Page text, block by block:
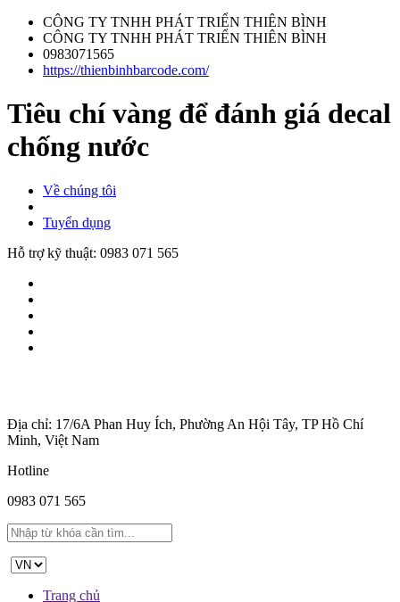
CÔNG TY TNHH PHÁT TRIỂN THIÊN BÌNH
CÔNG TY TNHH PHÁT TRIỂN THIÊN BÌNH
0983071565
https://thienbinhbarcode.com/
Tiêu chí vàng để đánh giá decal
chống nước
Về chúng tôi
Tuyển dụng
Hỗ trợ kỹ thuật: 0983 071 565
Địa chỉ: 17/6A Phan Huy Ích, Phường An Hội Tây, TP Hồ Chí
Minh, Việt Nam
Hotline
0983 071 565
Trang chủ